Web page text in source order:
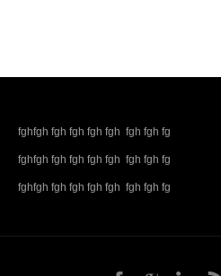
fghfgh fgh fgh fgh fgh fgh fgh fg
fghfgh fgh fgh fgh fgh fgh fgh fg
fghfgh fgh fgh fgh fgh fgh fgh fg